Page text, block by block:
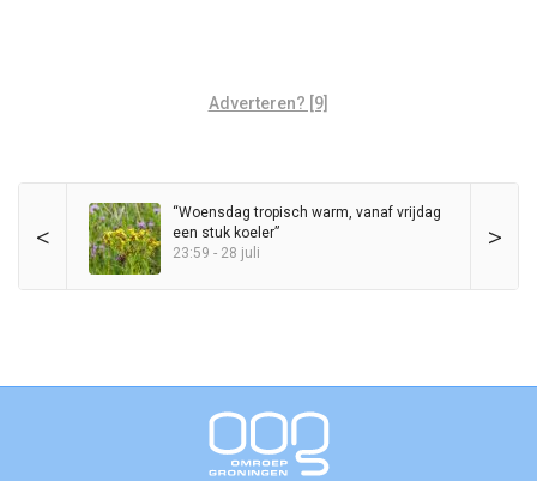
Adverteren? [9]
< >
“Woensdag tropisch warm, vanaf vrijdag
een stuk koeler”
23:59 - 28 juli